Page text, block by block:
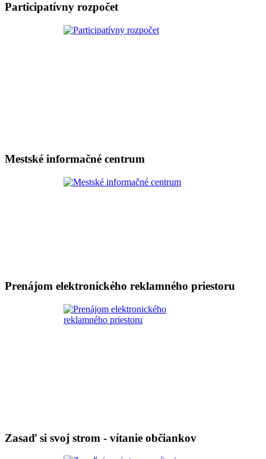
Participatívny rozpočet
Mestské informačné centrum
Prenájom elektronického reklamného priestoru
Zasaď si svoj strom - vítanie občiankov